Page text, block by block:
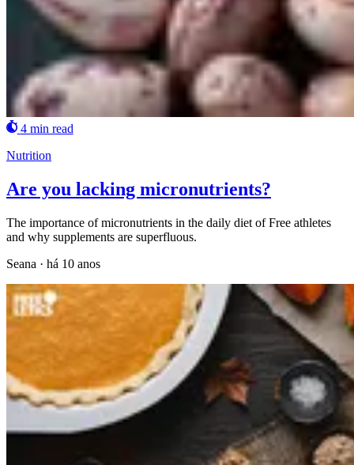
4 min read
Nutrition
Are you lacking micronutrients?
The importance of micronutrients in the daily diet of Free athletes
and why supplements are superfluous.
Seana · há 10 anos